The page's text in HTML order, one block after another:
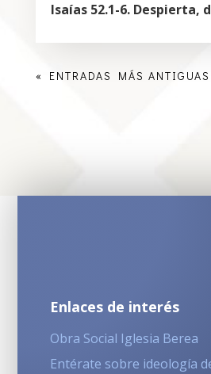
Isaías 52.1-6. Despierta,
« ENTRADAS MÁS ANTIGUAS
Enlaces de interés
Obra Social Iglesia Berea
Entérate sobre ideología